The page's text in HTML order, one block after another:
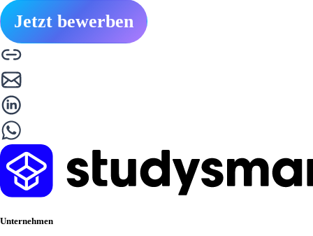
Jetzt bewerben
Unternehmen